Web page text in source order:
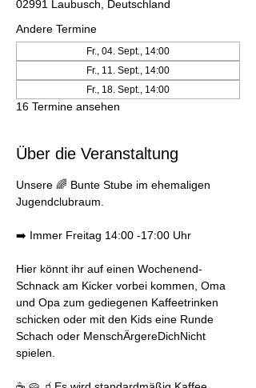
02991 Laubusch, Deutschland
Andere Termine
Fr., 04. Sept., 14:00
Fr., 11. Sept., 14:00
Fr., 18. Sept., 14:00
16 Termine ansehen
Über die Veranstaltung
Unsere 🌈 Bunte Stube im ehemaligen
Jugendclubraum.
➡️ Immer Freitag 14:00 -17:00 Uhr
Hier könnt ihr auf einen Wochenend-
Schnack am Kicker vorbei kommen, Oma
und Opa zum gediegenen Kaffeetrinken
schicken oder mit den Kids eine Runde
Schach oder MenschÄrgereDichNicht
spielen.